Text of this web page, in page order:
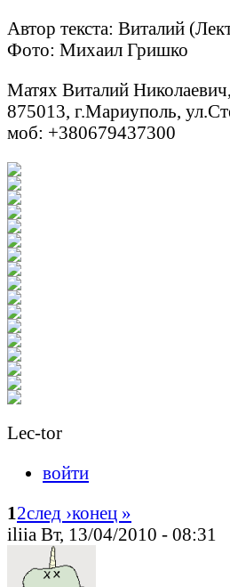
Автор текста: Виталий
Фото: Михаил Гришко
Матях Виталий
875013, г.Мариуполь,
моб: +380679437300
Lec-tor
войти
12след ›конец »
iliia Вт, 13/04/2010 - 08:31